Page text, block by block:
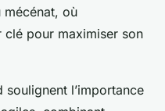
mécénat, où
clé pour maximiser son
l’importance